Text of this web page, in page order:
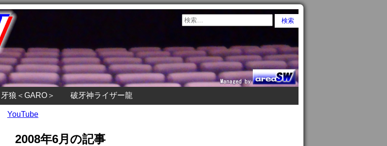
牙狼＜GARO＞ 破牙神ライザー龍
YouTube
2008年6月の記事